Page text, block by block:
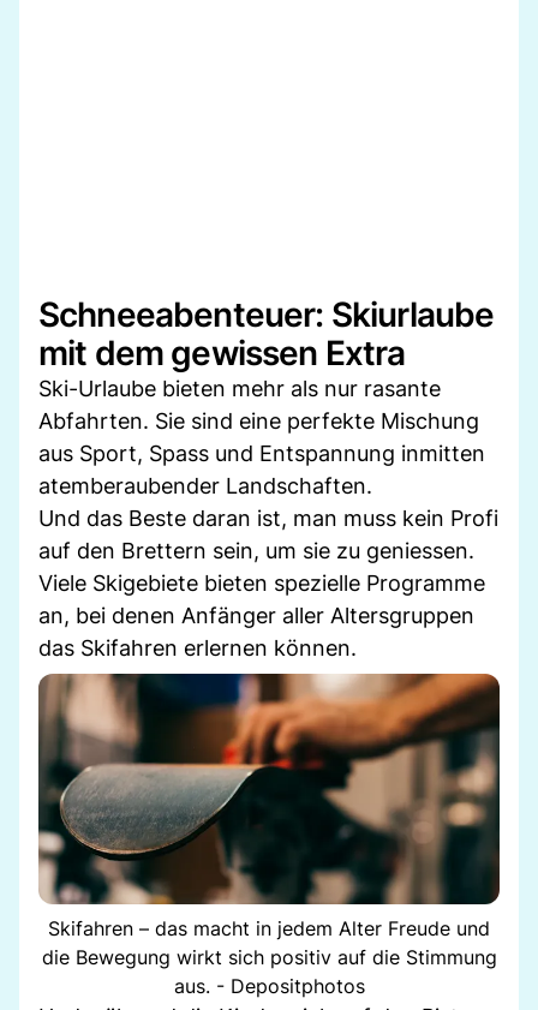
Schneeabenteuer: Skiurlaube
mit dem gewissen Extra
Ski-Urlaube bieten mehr als nur rasante
Abfahrten. Sie sind eine perfekte Mischung
aus Sport, Spass und Entspannung inmitten
atemberaubender Landschaften.
Und das Beste daran ist, man muss kein Profi
auf den Brettern sein, um sie zu geniessen.
Viele Skigebiete bieten spezielle Programme
an, bei denen Anfänger aller Altersgruppen
das Skifahren erlernen können.
Skifahren – das macht in jedem Alter Freude und
die Bewegung wirkt sich positiv auf die Stimmung
aus. - Depositphotos